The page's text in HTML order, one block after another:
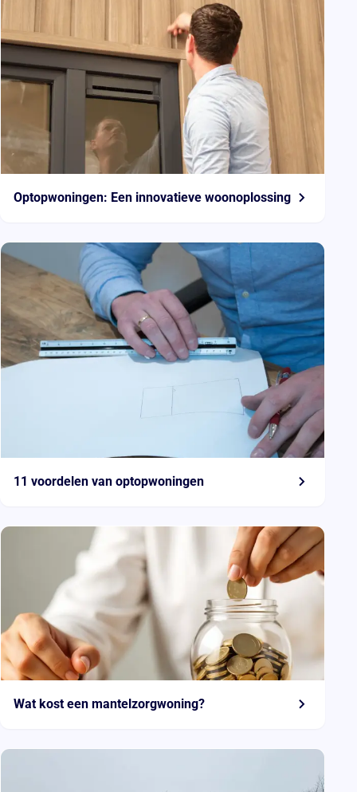
Optopwoningen: Een innovatieve woonoplossing
11 voordelen van optopwoningen
Wat kost een mantelzorgwoning?